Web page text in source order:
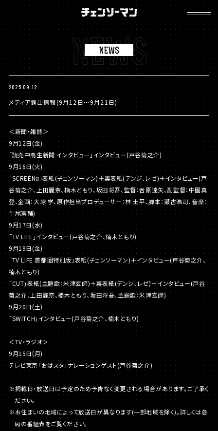
チ
ェ
ン
ソ
ー
マ
ン
2025.09.12
メディア露出情報(9月12日～9月21日)
＜新聞・雑誌＞
9月12日(金)
「読売中高生新聞 インタビュー」インタビュー(戸谷菊之介)
9月16日(火)
「SCREENα」表紙(チェンソーマン)＋裏表紙(デンジ、レゼ)＋インタビュー(戸
谷菊之介、上田麗奈、楠木ともり、坂田将吾、監督：𠮷原達矢、副監督：中園真
登、企画：大塚 学、原作担当プロデューサー：林 士平、脚本：瀬古浩司、音楽：
牛尾憲輔)
9月17日(水)
「TV LIFE」インタビュー(戸谷菊之介、楠木ともり)
9月19日(金)
「TV LIFE 首都圏特別版」表紙(チェンソーマン)＋インタビュー(戸谷菊之介、
楠木ともり)
「CUT」表紙(主題歌：米津玄師)＋裏表紙(デンジ、レゼ)＋インタビュー(戸谷
菊之介、上田麗奈、楠木ともり、坂田将吾、主題歌：米津玄師)
9月20日(土)
「SWITCH」インタビュー(戸谷菊之介、楠木ともり)
＜TV・ラジオ＞
9月15日(月)
テレビ東京「おはスタ」ナレーションゲスト(戸谷菊之介)
※掲載日・放送日は予定のため予告なく変更される場合があります。ご了承く
ださい。
※お住まいの地域によって放送日が異なります(一部地域を除く)。詳しくは各
局の番組表をご覧ください。